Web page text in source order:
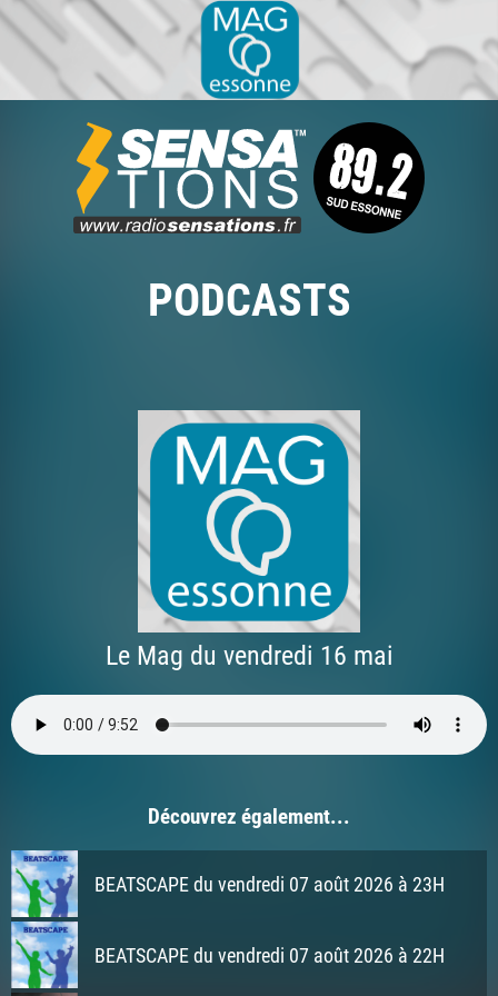
PODCASTS
Le Mag du vendredi 16 mai
Découvrez également...
BEATSCAPE du vendredi 07 août 2026 à 23H
BEATSCAPE du vendredi 07 août 2026 à 22H